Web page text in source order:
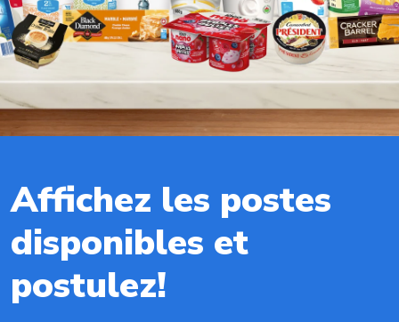
Affichez les postes
disponibles et
postulez!